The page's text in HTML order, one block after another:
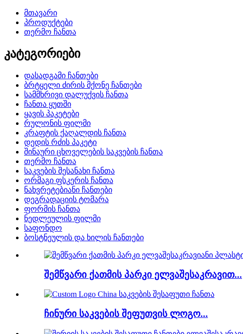
მთავარი
პროდუქტები
თერმო ჩანთა
კატეგორიები
დასადგამი ჩანთები
ბრტყელი ძირის მქონე ჩანთები
სამმხრივი დალუქვის ჩანთა
ჩანთა ყუთში
ყავის პაკეტები
რულონის ფილმი
კრაფტის ქაღალდის ჩანთა
დედის რძის პაკეტი
შინაური ცხოველების საკვების ჩანთა
თერმო ჩანთა
საკვების შესანახი ჩანთა
ორმაგი ფსკერის ჩანთა
ნახვრეტებიანი ჩანთები
დეგრადაციის ტომარა
ფორმის ჩანთა
ნედლეულის ფილმი
საფონდო
ბოსტნეულის და ხილის ჩანთები
შემწვარი ქათმის პარკი ელვაშესაკრავით...
ჩინური საკვების შეფუთვის ლოგო...